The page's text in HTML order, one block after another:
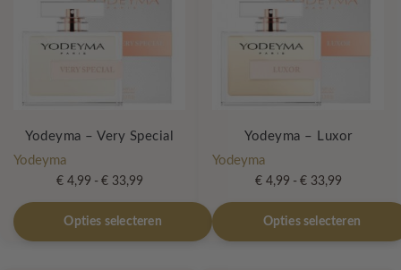
Yodeyma – Very Special
Yodeyma
€4,99 - €33,99Prijsklasse:
€ 4,99
tot
€ 33,99
Opties selecteren
Dit
product
Yodeyma – Luxor
Yodeyma
€4,99 - €33,99Prijsklasse:
€ 4,99
tot
€ 33,99
Opties selecteren
Dit
product